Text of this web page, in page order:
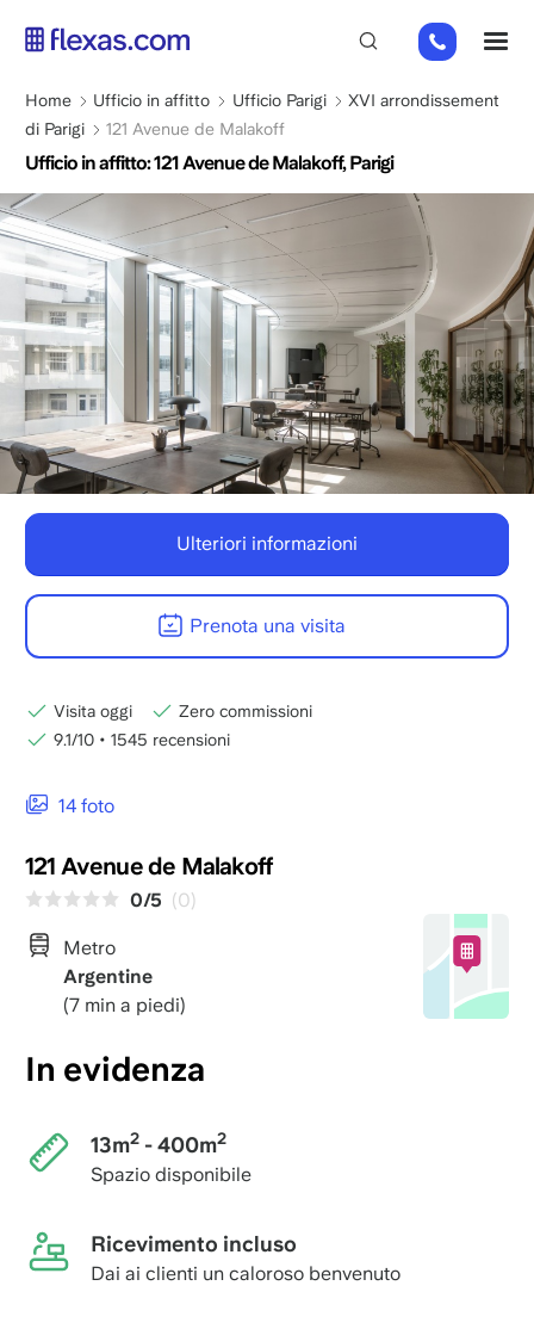
principale
01
82
88
Briciole
di
pane
Home Ufficio in affitto Ufficio Parigi
XVI arrondissement
di Parigi
121 Avenue de Malakoff
Ufficio in affitto: 121 Avenue de Malakoff, Parigi
14 foto
121 Avenue de Malakoff
0/5 (0)
Metro
Argentine
(7 min a piedi)
In evidenza
13m2- 400m2
Spazio disponibile
Ricevimento incluso
Dai ai clienti un caloroso benvenuto
Ulteriori informazioni
Prenota una visita
Visita oggi
Zero commissioni
9.1/10 • 1545 recensioni